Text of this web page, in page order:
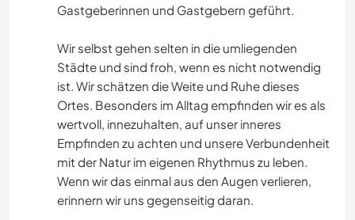
Gastgeberinnen und Gastgebern geführt.
Wir selbst gehen selten in die umliegenden
Städte und sind froh, wenn es nicht notwendig
ist. Wir schätzen die Weite und Ruhe dieses
Ortes. Besonders im Alltag empfinden wir es als
wertvoll, innezuhalten, auf unser inneres
Empfinden zu achten und unsere Verbundenheit
mit der Natur im eigenen Rhythmus zu leben.
Wenn wir das einmal aus den Augen verlieren,
erinnern wir uns gegenseitig daran.